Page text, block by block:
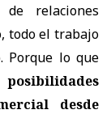
relaciones
todo el trabajo
Porque lo que
desde